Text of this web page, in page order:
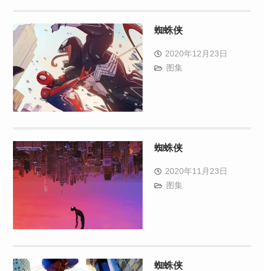
蜘蛛侠
2020年12月23日
图集
蜘蛛侠
2020年11月23日
图集
蜘蛛侠